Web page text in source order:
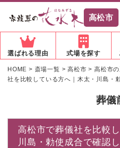
高松市
選ばれる理由 式場を探す
HOME > 斎場一覧 >高松市 >高松市
社を比較している方へ｜木太・川島・
葬儀
高松市で葬儀社を比較
川島・勅使成合で確認